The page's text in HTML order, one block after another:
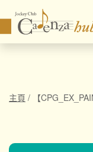
主頁 / 【